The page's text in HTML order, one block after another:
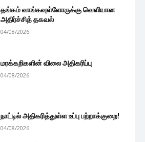
தங்கம் வாங்கவுள்ளோருக்கு வெளியான
அதிர்ச்சித் தகவல்
04/08/2026
மரக்கறிகளின் விலை அதிகரிப்பு
04/08/2026
நாட்டில் அதிகரித்துள்ள உப்பு பற்றாக்குறை!
04/08/2026